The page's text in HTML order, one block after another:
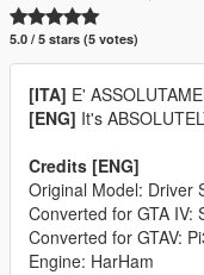
5.0 / 5 stars (5 votes)
[ITA] E'
[ENG] It's
Credits [ENG]
Original Model: Driver
Converted for GTA IV:
Converted for GTAV:
Engine: HarHam